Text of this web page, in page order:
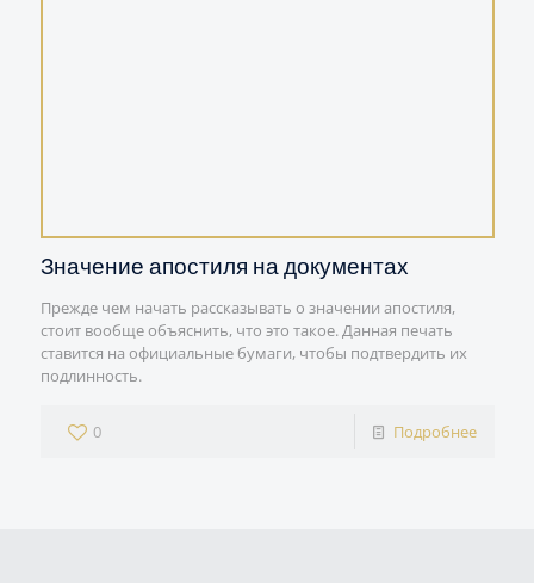
Значение апостиля на документах
Прежде чем начать рассказывать о значении апостиля,
стоит вообще объяснить, что это такое. Данная печать
ставится на официальные бумаги, чтобы подтвердить их
подлинность.
0 Подробнее